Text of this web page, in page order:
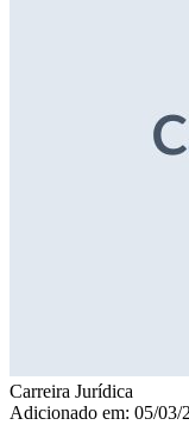
Carreira Jurídica
Adicionado em: 05/03/